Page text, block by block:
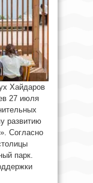
Хайдаров
27 июля
развитию
Согласно
парк.